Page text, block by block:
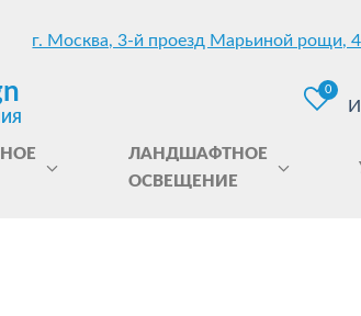
г. Москва, 3-й проезд Марьиной рощи,
0
ЛАНДШАФТНОЕ
ОСВЕЩЕНИЕ